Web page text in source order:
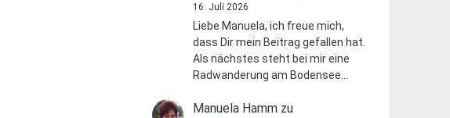
16. Juli 2026
Liebe Manuela, ich freue mich,
dass Dir mein Beitrag gefallen hat.
Als nächstes steht bei mir eine
Radwanderung am Bodensee…
Manuela Hammzu